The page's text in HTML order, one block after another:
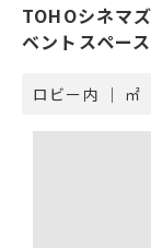
TOHOシネマ
ベントスペー
ロビー内 ｜ ㎡